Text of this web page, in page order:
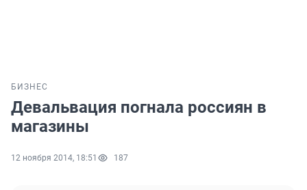
БИЗНЕС
Девальвация погнала россиян в
магазины
12 ноября 2014, 18:51 187